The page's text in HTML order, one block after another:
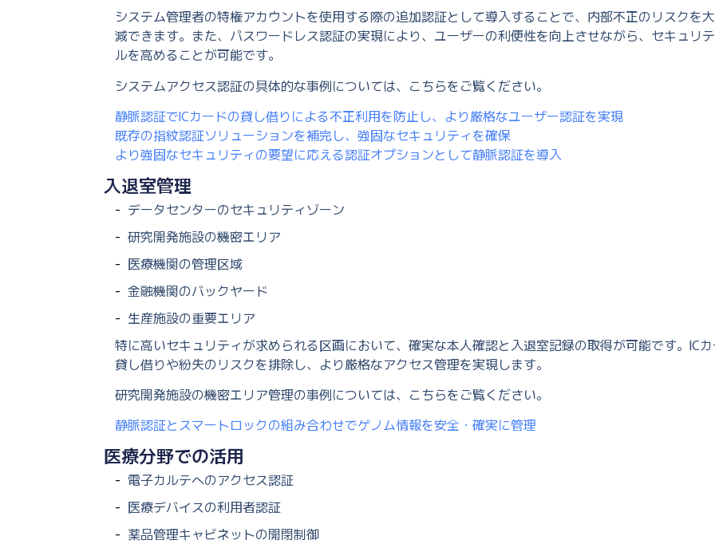
システム管理者の特権アカウントを使用する際の追加認証として導入することで、内部不正のリスクを
減できます。また、パスワードレス認証の実現により、ユーザーの利便性を向上させながら、セキュリ
ルを高めることが可能です。
システムアクセス認証の具体的な事例については、こちらをご覧ください。
静脈認証でICカードの貸し借りによる不正利用を防止し、より厳格なユーザー認証を実現
既存の指紋認証ソリューションを補完し、強固なセキュリティを確保
より強固なセキュリティの要望に応える認証オプションとして静脈認証を導入
入退室管理
データセンターのセキュリティゾーン
研究開発施設の機密エリア
医療機関の管理区域
金融機関のバックヤード
生産施設の重要エリア
特に高いセキュリティが求められる区画において、確実な本人確認と入退室記録の取得が可能です。IC
貸し借りや紛失のリスクを排除し、より厳格なアクセス管理を実現します。
研究開発施設の機密エリア管理の事例については、こちらをご覧ください。
静脈認証とスマートロックの組み合わせでゲノム情報を安全・確実に管理
医療分野での活用
電子カルテへのアクセス認証
医療デバイスの利用者認証
薬品管理キャビネットの開閉制御